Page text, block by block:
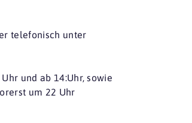
telefonisch unter
und ab 14:Uhr, sowie
um 22 Uhr